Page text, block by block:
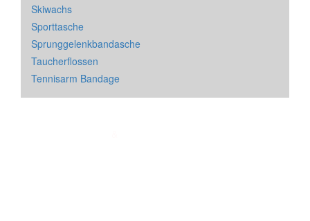
Skiwachs
Sporttasche
Sprunggelenkbandasche
Taucherflossen
Tennisarm Bandage